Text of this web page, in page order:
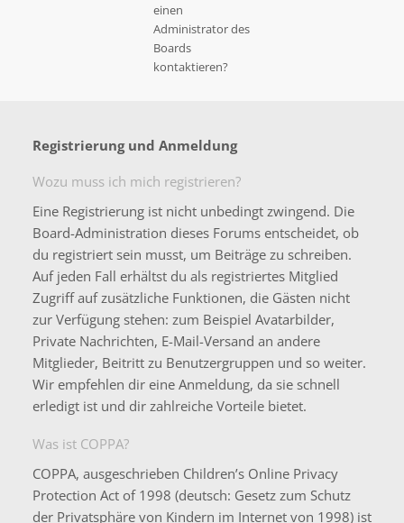
einen
Administrator des
Boards
kontaktieren?
Registrierung und Anmeldung
Wozu muss ich mich registrieren?
Eine Registrierung ist nicht unbedingt zwingend. Die
Board-Administration dieses Forums entscheidet, ob
du registriert sein musst, um Beiträge zu schreiben.
Auf jeden Fall erhältst du als registriertes Mitglied
Zugriff auf zusätzliche Funktionen, die Gästen nicht
zur Verfügung stehen: zum Beispiel Avatarbilder,
Private Nachrichten, E-Mail-Versand an andere
Mitglieder, Beitritt zu Benutzergruppen und so weiter.
Wir empfehlen dir eine Anmeldung, da sie schnell
erledigt ist und dir zahlreiche Vorteile bietet.
Was ist COPPA?
COPPA, ausgeschrieben Children’s Online Privacy
Protection Act of 1998 (deutsch: Gesetz zum Schutz
der Privatsphäre von Kindern im Internet von 1998) ist